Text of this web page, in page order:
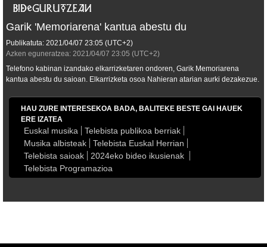
Garik 'Memoriarena' kantua abestu du
Publikatuta: 2021/04/07 23:05 (UTC+2)
Azken eguneratzea: 2021/04/07 23:05 (UTC+2)
Telefono kabinan izandako elkarrizketaren ondoren, Garik Memoriarena
kantua abestu du saioan. Elkarrizketa osoa Nahieran atarian aurki dezakezue.
HAU ZURE INTERESEKOA BADA, BALITEKE BESTE GAI HAUEK
ERE IZATEA
Euskal musika
Telebista publikoa berriak
Musika albisteak
Telebista Euskal Herrian
Telebista saioak
2024eko bideo ikusienak
Telebista Programazioa